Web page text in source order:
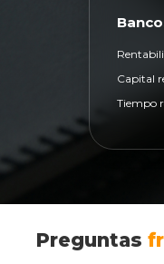
Capital
Tiempo
Preguntas